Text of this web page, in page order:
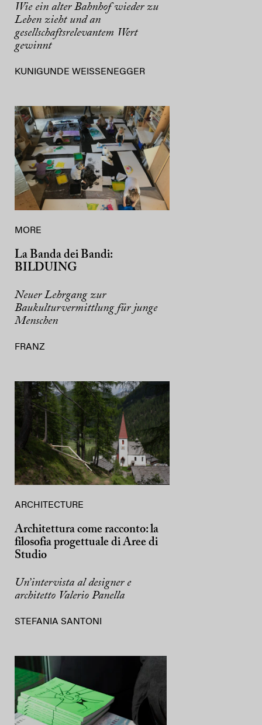
Wie ein alter Bahnhof wieder zu
Leben zieht und an
gesellschaftsrelevantem Wert
gewinnt
KUNIGUNDE WEISSENEGGER
MORE
La Banda dei Bandi:
BILDUING
Neuer Lehrgang zur
Baukulturvermittlung für junge
Menschen
FRANZ
ARCHITECTURE
Architettura come racconto: la
filosofia progettuale di Aree di
Studio
Un’intervista al designer e
architetto Valerio Panella
STEFANIA SANTONI